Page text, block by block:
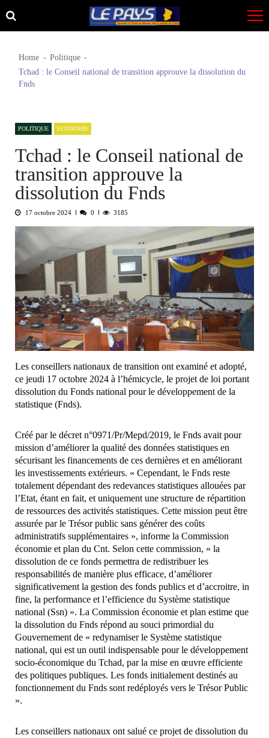
Skip
to
Skip
to
Home
Politique
Tchad : le Conseil national de transition approuve la dissolution du
Fnds
POLITIQUE ECONOMIE
Tchad : le Conseil national de
transition approuve la
dissolution du Fnds
17 octobre 2024 0 3185
Les conseillers nationaux de transition ont examiné et adopté,
ce jeudi 17 octobre 2024 à l’hémicycle, le projet de loi portant
dissolution du Fonds national pour le développement de la
statistique (Fnds).
Créé par le décret n°0971/Pr/Mepd/2019, le Fnds avait pour
mission d’améliorer la qualité des données statistiques en
sécurisant les financements de ces dernières et en améliorant
les investissements extérieurs. « Cependant, le Fnds reste
totalement dépendant des redevances statistiques allouées par
l’Etat, étant en fait, et uniquement une structure de répartition
de ressources des activités statistiques. Cette mission peut être
assurée par le Trésor public sans générer des coûts
administratifs supplémentaires », informe la Commission
économie et plan du Cnt. Selon cette commission, « la
dissolution de ce fonds permettra de redistribuer les
responsabilités de manière plus efficace, d’améliorer
significativement la gestion des fonds publics et d’accroitre, in
fine, la performance et l’efficience du Système statistique
national (Ssn) ». La Commission économie et plan estime que
la dissolution du Fnds répond au souci primordial du
Gouvernement de « redynamiser le Système statistique
national, qui est un outil indispensable pour le développement
socio-économique du Tchad, par la mise en œuvre efficiente
des politiques publiques. Les fonds initialement destinés au
fonctionnement du Fnds sont redéployés vers le Trésor Public
».
Les conseillers nationaux ont salué ce projet de dissolution du